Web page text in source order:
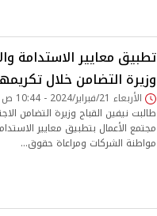
تطبيق معايير الاستدامة
وزيرة التضامن خلال
الأربعاء 21/فبراير/2024 - 10:44 ص
طالبت نيفين القباج وزيرة التضامن
مجتمع الأعمال بتطبيق معايير
مواطنة الشركات ومراعاة حقوق…